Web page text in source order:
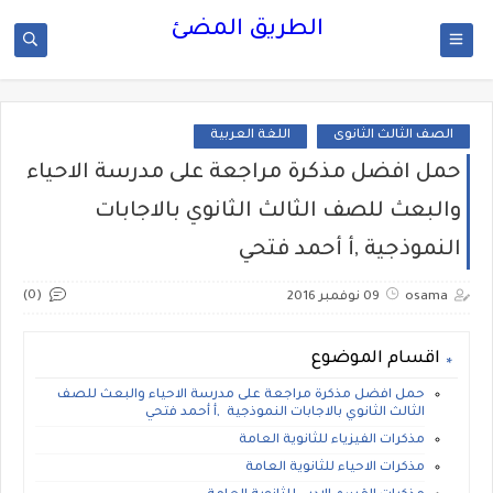
الطريق المضئ
الصف الثالث الثانوى اللغة العربية
حمل افضل مذكرة مراجعة على مدرسة الاحياء
والبعث للصف الثالث الثانوي بالاجابات
النموذجية ,أ أحمد فتحي
osama 09 نوفمبر 2016 (0)
اقسام الموضوع
حمل افضل مذكرة مراجعة على مدرسة الاحياء والبعث للصف
الثالث الثانوي بالاجابات النموذجية ,أ أحمد فتحي
مذكرات الفيزياء للثانوية العامة
مذكرات الاحياء للثانوية العامة